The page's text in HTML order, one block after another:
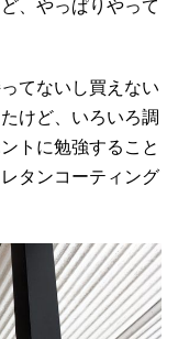
、やっぱりやって
てないし買えない
けど、いろいろ調
トに勉強すること
タンコーティング